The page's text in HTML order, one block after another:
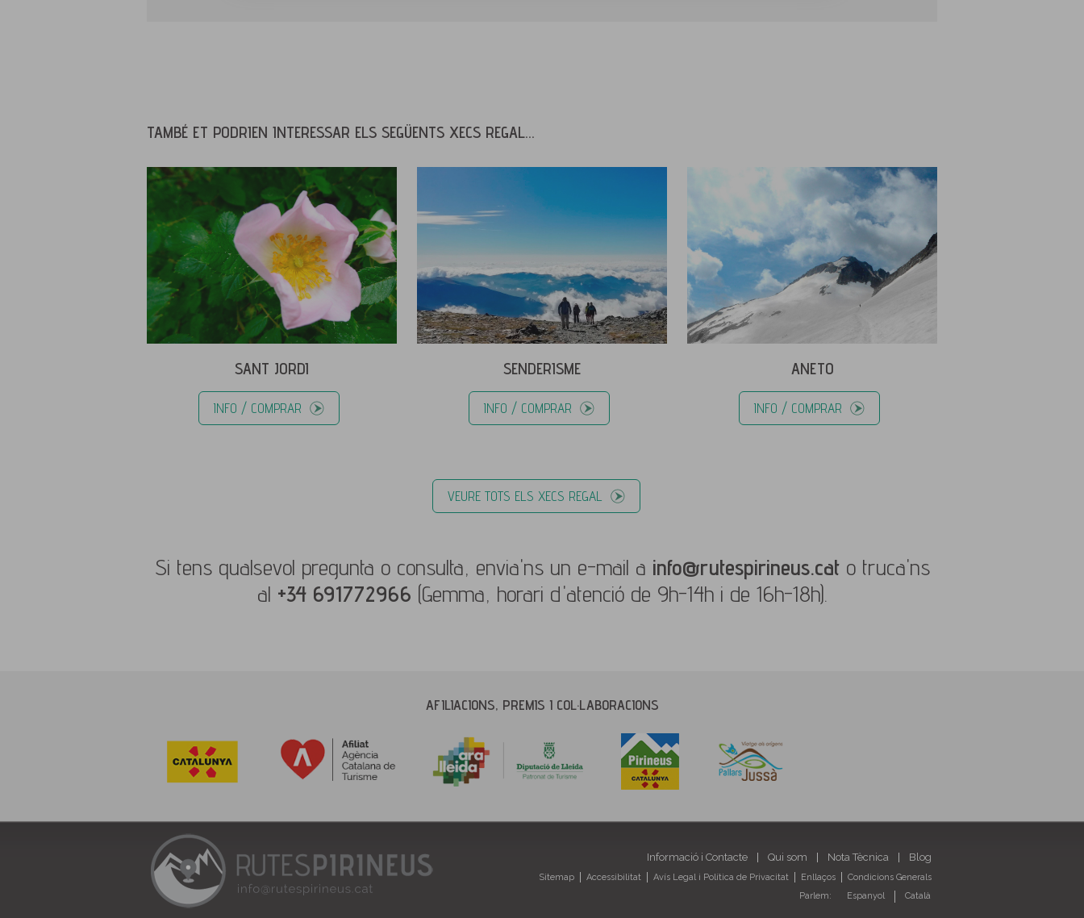
TAMBÉ ET PODRIEN INTERESSAR ELS SEGÜENTS XECS REGAL...
SANT JORDI
INFO / COMPRAR
SENDERISME
INFO / COMPRAR
ANETO
INFO / COMPRAR
VEURE TOTS ELS XECS REGAL
Si tens qualsevol pregunta o consulta, envia'ns un e-mail a info@rutespirineus.cato truca'ns
al +34 691772966 (Gemma, horari d'atenció de 9h-14h i de 16h-18h).
AFILIACIONS, PREMIS I COL·LABORACIONS
Informació i Contacte Qui som Nota Tècnica Blog
Sitemap Accessibilitat Avís Legal i Política de Privacitat Enllaços
Condicions Generals
Parlem:
Espanyol Català